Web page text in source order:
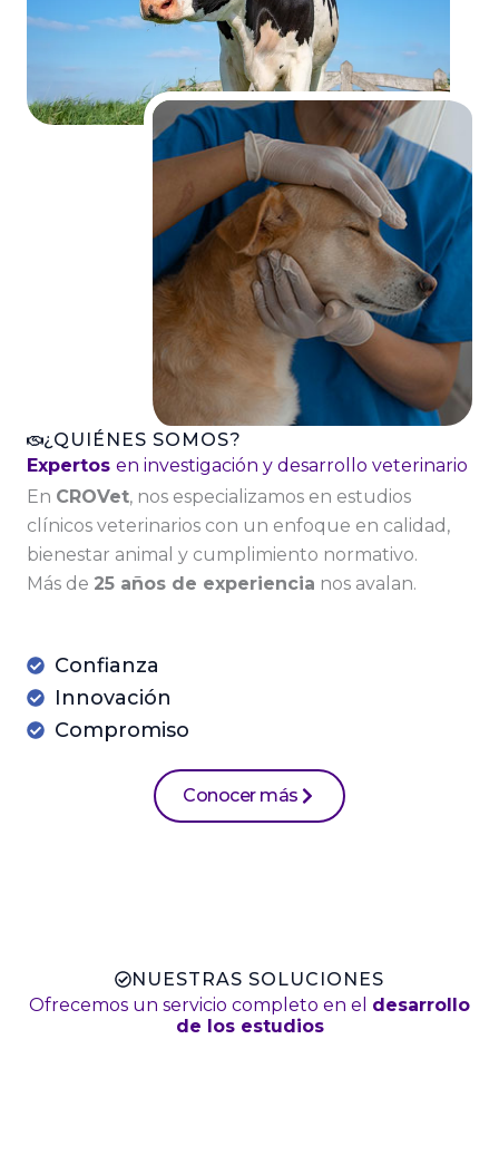
¿QUIÉNES SOMOS?
Expertos en investigación y desarrollo veterinario
En CROVet, nos especializamos en estudios
clínicos veterinarios con un enfoque en calidad,
bienestar animal y cumplimiento normativo.
Más de 25 años de experiencia nos avalan.
Confianza
Innovación
Compromiso
Conocer más
NUESTRAS SOLUCIONES
Ofrecemos un servicio completo en el desarrollo
de los estudios